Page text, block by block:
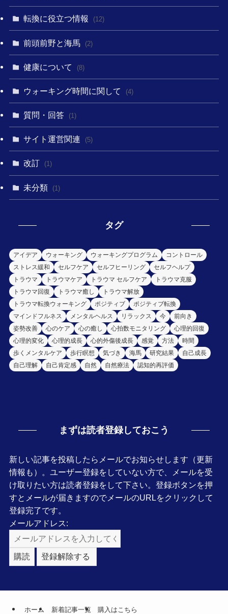
転換に役立つ情報 (12)
前頭前野と海馬 (2)
健康について (8)
ウォーキング時間に関して (4)
質問・回答 (1)
サイト運営関連 (5)
改訂 (1)
未分類 (1)
タグ
アイデア ウォーキング ウォーキングプログラム
コントロール
ストレス緩和
セルフケア セルフヒーリング
セルフヘルプ
トラウマ
トラウマケア トラウマ セルフケア
トラウマ克服
トラウマ回復
トラウマ癒し
トラウマ解放
トラウマ転換ウォーキング
ポジティブ
ポジティブ転換
マインドフルネス
メンタルヘルス リラックス 今
前向き
姿勢改善
心のケア 心の癒し 心拍数モニタリング
心理的回復
心理的変化
心理的成長 心的外傷後成長 感覚 方法
時間
歩くメンタルケア
歩行瞑想 気づき 海馬 研究結果
自己成長
自己理解
自己肯定感 自然 自然療法 認知的再評価
まずは読者登録しておこう
新しい記事を投稿したらメールでお知らせします（更新
情報も）。ユーザー登録をしていない方で、メールを受
け取りたい方は読者登録をして下さい。登録ボタンを押
すとメールが届きますのでメールのURLをクリックして
登録完了です。
メールアドレス:
ホーム 新着記事一覧 購入はこちら